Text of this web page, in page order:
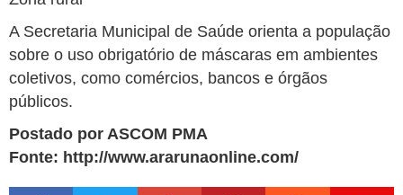
A Secretaria Municipal de Saúde orienta a população
sobre o uso obrigatório de máscaras em ambientes
coletivos, como comércios, bancos e órgãos
públicos.
Postado por ASCOM PMA
Fonte: http://www.ararunaonline.com/